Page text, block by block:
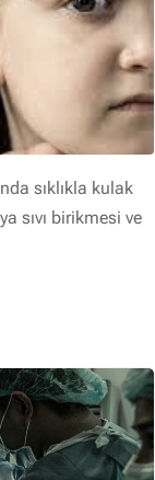
sıklıkla kulak
sıvı birikmesi ve